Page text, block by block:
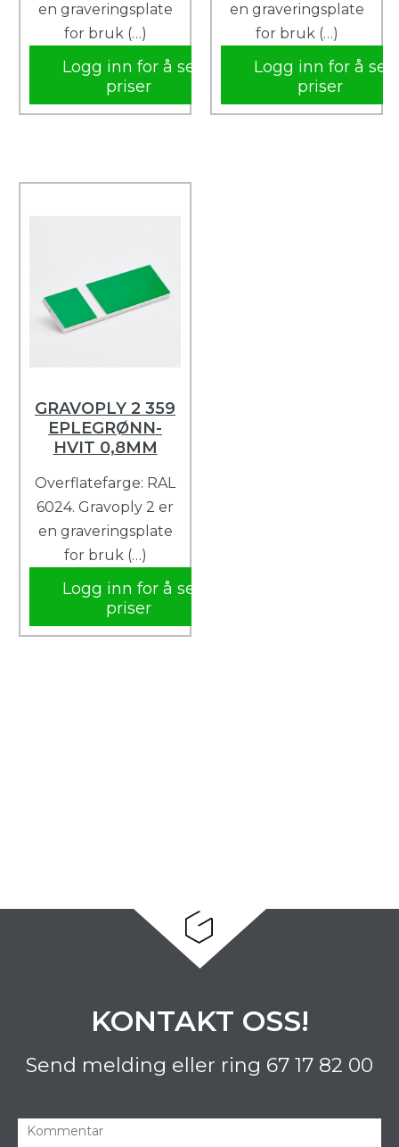
en graveringsplate
for bruk (…)
Logg inn for å se
priser
en graveringsplate
for bruk (…)
Logg inn for å se
priser
GRAVOPLY 2 359
EPLEGRØNN-
HVIT 0,8MM
Overflatefarge: RAL
6024. Gravoply 2 er
en graveringsplate
for bruk (…)
Logg inn for å se
priser
KONTAKT OSS!
Send melding eller ring 67 17 82 00